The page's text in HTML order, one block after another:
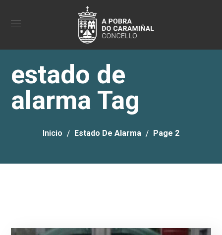
estado de
alarma Tag
Inicio Estado De Alarma Page 2